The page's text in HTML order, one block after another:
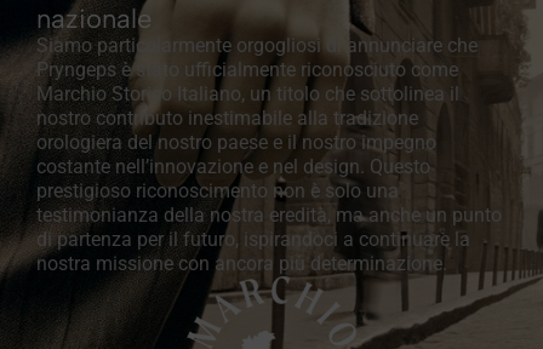
nazionale
Siamo particolarmente orgogliosi di annunciare che
Pryngeps è stato ufficialmente riconosciuto come
Marchio Storico Italiano, un titolo che sottolinea il
nostro contributo inestimabile alla tradizione
orologiera del nostro paese e il nostro impegno
costante nell’innovazione e nel design. Questo
prestigioso riconoscimento non è solo una
testimonianza della nostra eredità, ma anche un punto
di partenza per il futuro, ispirandoci a continuare la
nostra missione con ancora più determinazione.